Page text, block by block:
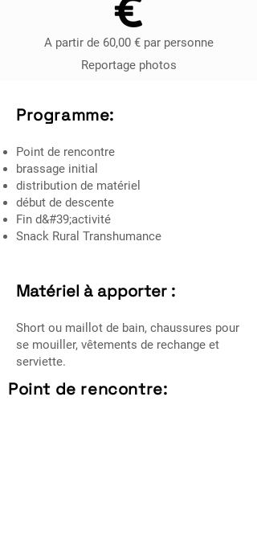
A partir de 60,00 € par personne
Reportage photos
Programme:
Point de rencontre
brassage initial
distribution de matériel
début de descente
Fin d&#39;activité
Snack Rural Transhumance
Matériel à apporter :
Short ou maillot de bain, chaussures pour
se mouiller, vêtements de rechange et
serviette.
Point de rencontre: